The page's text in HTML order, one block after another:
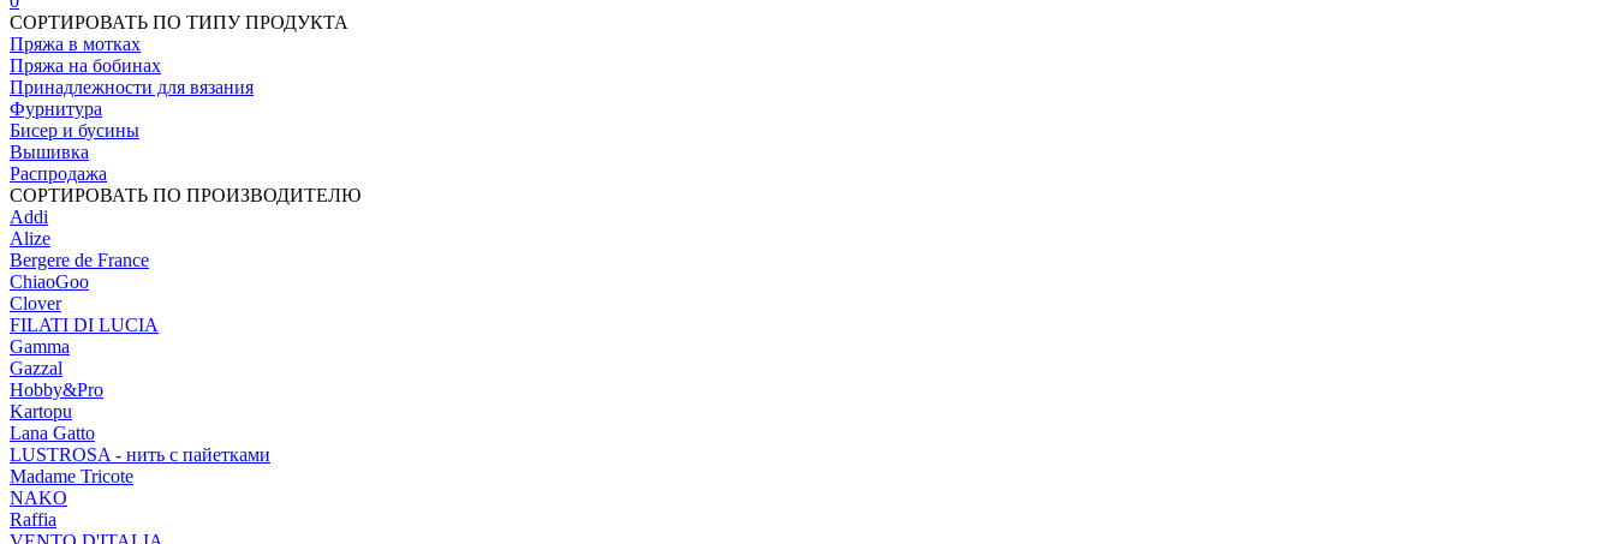
СОРТИРОВАТЬ ПО ТИПУ ПРОДУКТА
Пряжа в мотках
Пряжа на бобинах
Принадлежности для вязания
Фурнитура
Бисер и бусины
Вышивка
Распродажа
СОРТИРОВАТЬ ПО ПРОИЗВОДИТЕЛЮ
Addi
Alize
Bergere de France
ChiaoGoo
Clover
FILATI DI LUCIA
Gamma
Gazzal
Hobby&Pro
Kartopu
Lana Gatto
LUSTROSA - нить с пайетками
Madame Tricote
NAKO
Raffia